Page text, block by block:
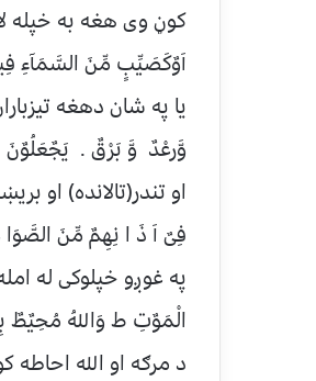
کوڼ وی هغه به خپله
اَوٌكَصَيِّبٍ مِّنَ السَّمَآءِ
یا په شان دهغه
وَّرعْدٌ وَّ بَرْقٌ .
او تندر(تالانده) او
فِیٌ اَ ذَ ا نِهِمٌ مِّنَ
په غوږو خپلوکی له
الْمَوٌتِ ط وَاللهُ مُحِیٌطٌ
د مرګه او الله احاطه